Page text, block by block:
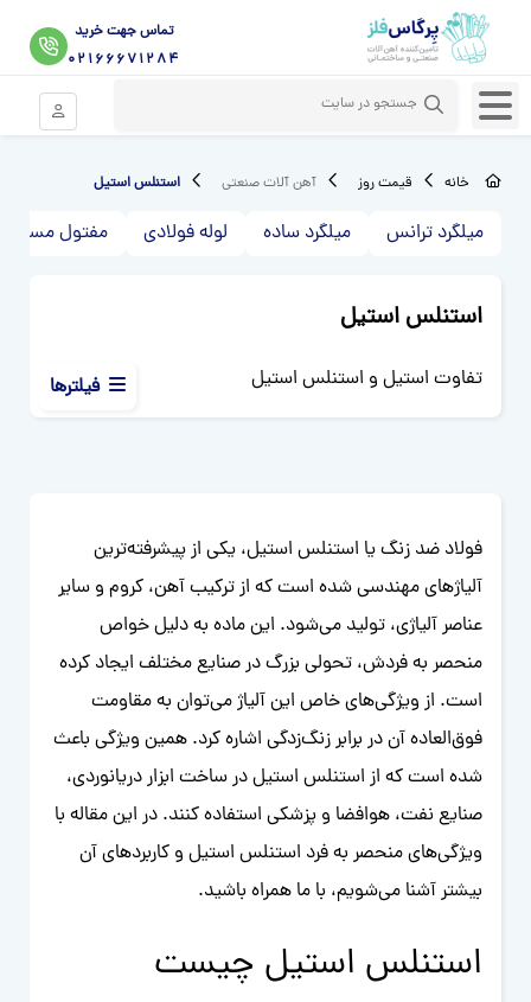
02166671284
تماس جهت خرید
ورود
خانه قیمت روز آهن آلات صنعتی استنلس استیل
فیلترها
میلگرد ترانس میلگرد ساده لوله فولادی مفتول مسوار
استنلس استیل
تفاوت استیل و استنلس استیل
فولاد ضد زنگ یا استنلس استیل، یکی از پیشرفته‌ترین
آلیاژهای مهندسی شده است که از ترکیب آهن، کروم و سایر
عناصر آلیاژی، تولید می‌شود. این ماده به دلیل خواص
منحصر به فردش، تحولی بزرگ در صنایع مختلف ایجاد کرده
است. از ویژگی‌های خاص این آلیاژ می‌توان به مقاومت
فوق‌العاده آن در برابر زنگ‌زدگی اشاره کرد. همین ویژگی باعث
شده است که از استنلس استیل در ساخت ابزار دریانوردی،
صنایع نفت، هوافضا و پزشکی استفاده کنند. در این مقاله با
ویژگی‌های منحصر به فرد استنلس استیل و کاربردهای آن
بیشتر آشنا می‌شویم، با ما همراه باشید.
استنلس استیل چیست